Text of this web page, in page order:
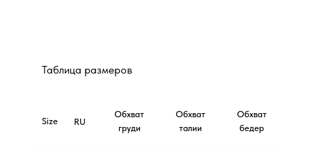
Таблица размеров
Size RU
Обхват
груди
Обхват
талии
Обхват
бедер